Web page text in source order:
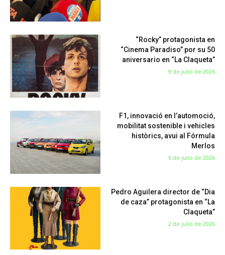
“Rocky” protagonista en
“Cinema Paradiso” por su 50
aniversario en “La Claqueta”
9 de julio de 2026
F1, innovació en l’automoció,
mobilitat sostenible i vehicles
històrics, avui al Fórmula
Merlos
6 de julio de 2026
Pedro Aguilera director de “Dia
de caza” protagonista en “La
Claqueta”
2 de julio de 2026